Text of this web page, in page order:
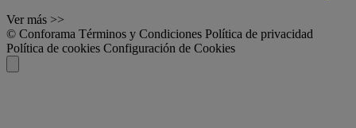
Ver más >>
© Conforama Términos y Condiciones Política de privacidad
Política de cookies Configuración de Cookies